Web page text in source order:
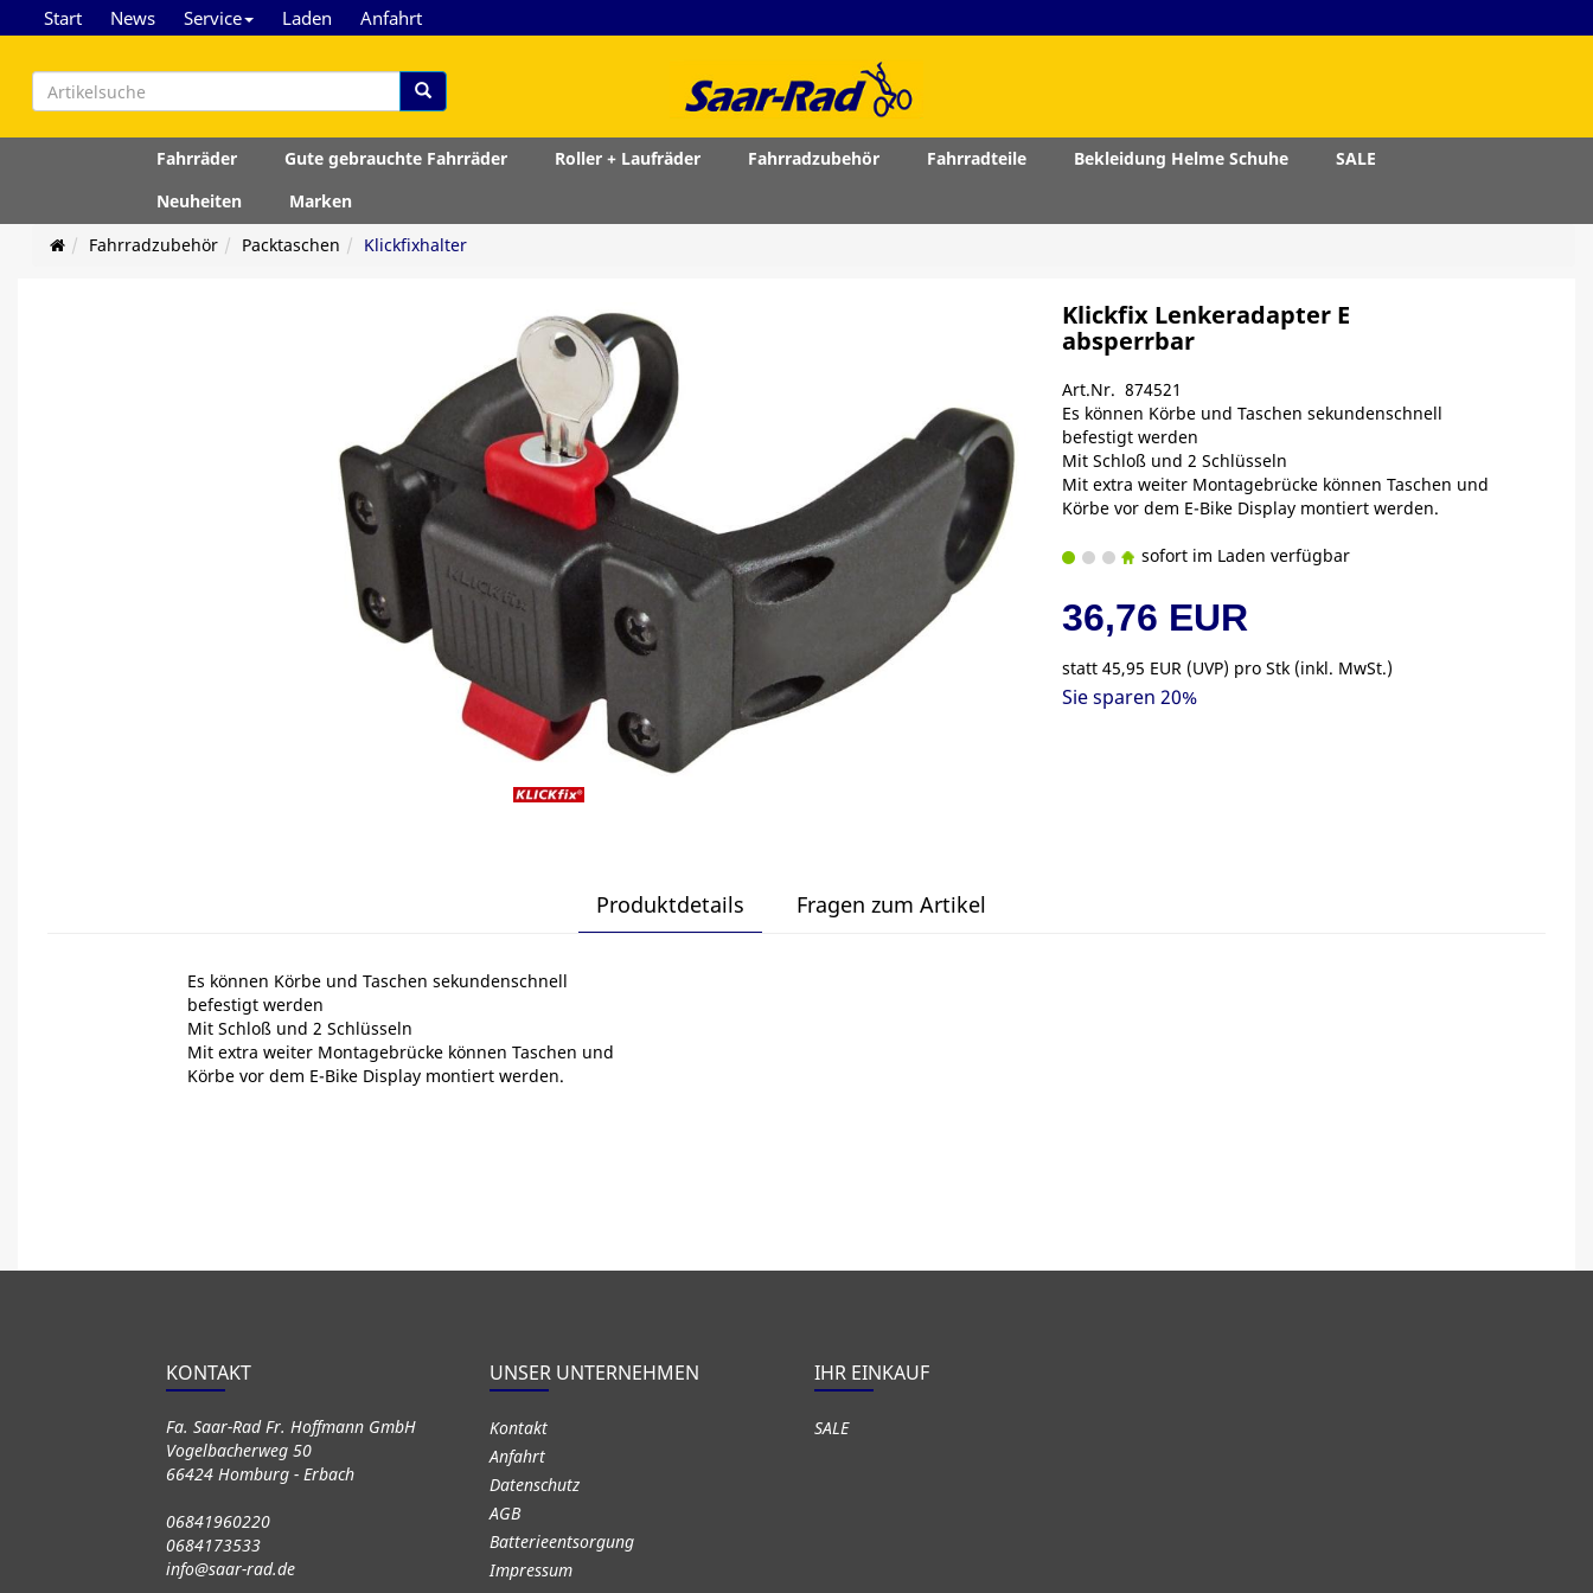
Start News Service Laden Anfahrt
Fahrräder Gute gebrauchte Fahrräder Roller + Laufräder Fahrradzubehör Fahrradteile Bekleidung Helme Schuhe
SALE
Neuheiten
Marken
Fahrradzubehör
Packtaschen Klickfixhalter
Klickfix Lenkeradapter E
absperrbar
Art.Nr. 874521
Es können Körbe und Taschen sekundenschnell
befestigt werden
Mit Schloß und 2 Schlüsseln
Mit extra weiter Montagebrücke können Taschen und
Körbe vor dem E-Bike Display montiert werden.
sofort im Laden verfügbar
36,76 EUR
statt45,95 EUR (UVP) pro Stk (inkl. MwSt.)
Sie sparen 20%
Produktdetails Fragen zum Artikel
Es können Körbe und Taschen sekundenschnell
befestigt werden
Mit Schloß und 2 Schlüsseln
Mit extra weiter Montagebrücke können Taschen und
Körbe vor dem E-Bike Display montiert werden.
KONTAKT
Fa. Saar-Rad Fr. Hoffmann GmbH
Vogelbacherweg 50
66424 Homburg - Erbach
06841960220
0684173533
info@saar-rad.de
UNSER UNTERNEHMEN
Kontakt
Anfahrt
Datenschutz
AGB
Batterieentsorgung
Impressum
IHR EINKAUF
SALE